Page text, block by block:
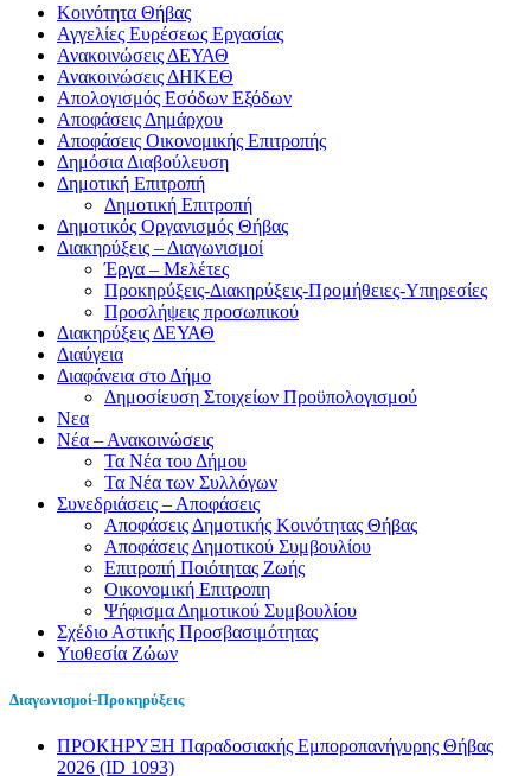
Kοινότητα Θήβας
Αγγελίες Ευρέσεως Εργασίας
Ανακοινώσεις ΔΕΥΑΘ
Ανακοινώσεις ΔΗΚΕΘ
Απολογισμός Εσόδων Εξόδων
Αποφάσεις Δημάρχου
Αποφάσεις Οικονομικής Επιτροπής
Δημόσια Διαβούλευση
Δημοτική Επιτροπή
Δημοτική Επιτροπή
Δημοτικός Οργανισμός Θήβας
Διακηρύξεις – Διαγωνισμοί
Έργα – Μελέτες
Προκηρύξεις-Διακηρύξεις-Προμήθειες-Υπηρεσίες
Προσλήψεις προσωπικού
Διακηρύξεις ΔΕΥΑΘ
Διαύγεια
Διαφάνεια στο Δήμο
Δημοσίευση Στοιχείων Προϋπολογισμού
Νεα
Νέα – Ανακοινώσεις
Τα Νέα του Δήμου
Τα Νέα των Συλλόγων
Συνεδριάσεις – Αποφάσεις
Αποφάσεις Δημοτικής Κοινότητας Θήβας
Αποφάσεις Δημοτικού Συμβουλίου
Επιτροπή Ποιότητας Ζωής
Οικονομική Επιτροπη
Ψήφισμα Δημοτικού Συμβουλίου
Σχέδιο Αστικής Προσβασιμότητας
Υιοθεσία Ζώων
Διαγωνισμοί-Προκηρύξεις
ΠΡΟΚΗΡΥΞΗ Παραδοσιακής Εμποροπανήγυρης Θήβας
2026 (ID 1093)